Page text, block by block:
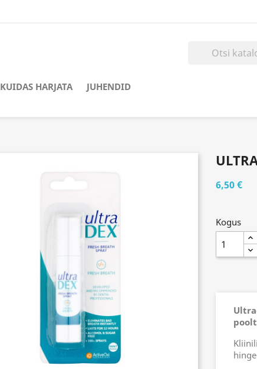
KUIDAS HARJATA JUHENDID
6,50 €
Kogus